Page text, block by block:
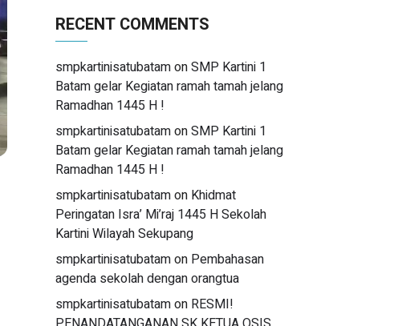
RECENT COMMENTS
smpkartinisatubatamonSMP Kartini 1
Batam gelar Kegiatan ramah tamah jelang
Ramadhan 1445 H !
smpkartinisatubatamonSMP Kartini 1
Batam gelar Kegiatan ramah tamah jelang
Ramadhan 1445 H !
smpkartinisatubatamon Khidmat
Peringatan Isra’ Mi’raj 1445 H Sekolah
Kartini Wilayah Sekupang
smpkartinisatubatamon Pembahasan
agenda sekolah dengan orangtua
smpkartinisatubatamon RESMI!